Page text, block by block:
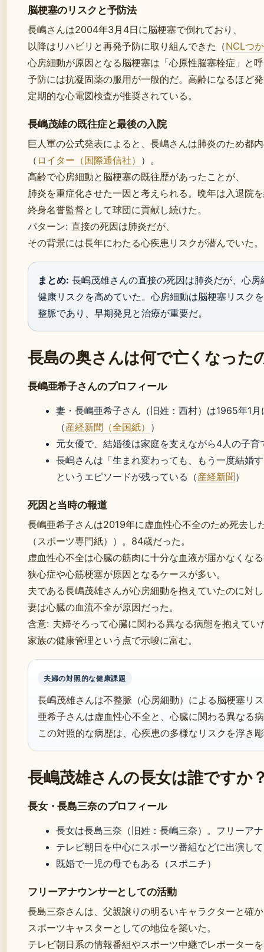
脳梗塞のリスクと予防法
長嶋さんは2004年3月4日に脳梗塞で倒れており、
以降はリハビリと再発予防に取り組んできた（NCLつ
心房細動が原因となる脳梗塞は「心原性脳塞栓症」と
予防には抗凝固薬の服用が一般的だ。高齢になるほど
定期的な心電図検査が推奨されている。
長嶋茂雄の既往症と最後の入院
巨人軍の公式発表によると、長嶋さんは肺炎のため都
（ ロイター（国際通信社） ）。
高齢で心房細動と脳梗塞の既往歴があったことが、
肺炎を重症化させた一因と考えられる。晩年は入退院
終身名誉監督として球団に貢献し続けた。
パターン: 直接の死因は肺炎だが、
その背景には長年にわたる心疾患リスクが潜んでいた。
まとめ: 長嶋茂雄さんの直接の死因は肺炎だが、心
健康リスクを高めていた。心房細動は脳梗塞リスク
整脈であり、早期発見と治療が重要だ。
長島の奥さんは何で亡くなった
長嶋亜希子さんのプロフィール
妻・長嶋亜希子さん（旧姓：西村）は1965年1
（産経新聞（全国紙） ）
元女優で、結婚後は家庭を支えながら4人の子育
長嶋さんは「生まれ変わっても、もう一度結婚
というエピソードが残っている（産経新聞 ）
死因と当時の報道
長嶋亜希子さんは2019年に虚血性心不全のため死去し
（スポーツ専門紙））。84歳だった。
虚血性心不全は心臓の筋肉に十分な血液が届かなくな
狭心症や心筋梗塞が原因となるケースが多い。
夫である長嶋茂雄さんが心房細動を抱えていたのに対
妻は心臓の血流不全が原因だった。
含意: 夫婦そろって心臓に関わる異なる病態を抱えてい
家族の健康管理という点で示唆に富む。
夫婦の対照的な健康課題
長嶋茂雄さんは不整脈（心房細動）による脳梗塞リ
亜希子さんは虚血性心不全と、心臓に関わる異なる
この対照的な病歴は、心疾患の多様なリスクを浮き
長嶋茂雄さんの長女は誰ですか
長女・長島三奈のプロフィール
長女は長島三奈（旧姓：長嶋三奈）。フリーア
テレビ朝日を中心にスポーツ番組などに出演し
既婚で一児の母でもある（スポニチ）
フリーアナウンサーとしての活動
長島三奈さんは、父親譲りの明るいキャラクターと確
スポーツキャスターとしての地位を築いた。
テレビ朝日系の情報番組やスポーツ中継でレポーター